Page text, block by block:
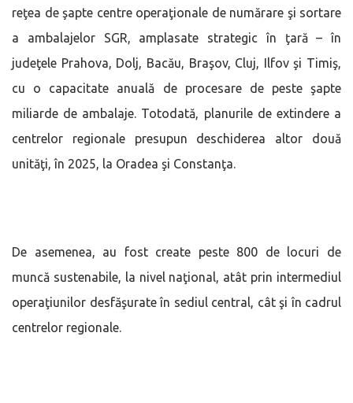
reţea de şapte centre operaţionale de numărare şi sortare
a ambalajelor SGR, amplasate strategic în ţară – în
judeţele Prahova, Dolj, Bacău, Braşov, Cluj, Ilfov şi Timiş,
cu o capacitate anuală de procesare de peste şapte
miliarde de ambalaje. Totodată, planurile de extindere a
centrelor regionale presupun deschiderea altor două
unităţi, în 2025, la Oradea şi Constanţa.
De asemenea, au fost create peste 800 de locuri de
muncă sustenabile, la nivel naţional, atât prin intermediul
operaţiunilor desfăşurate în sediul central, cât şi în cadrul
centrelor regionale.